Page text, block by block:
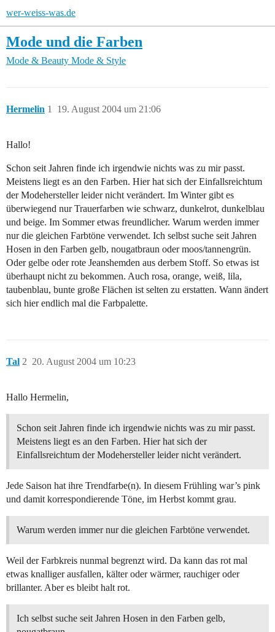
wer-weiss-was.de
Mode und die Farben
Mode & Beauty Mode & Style
Hermelin 19. August 2004 um 21:06
1
Hallo!
Schon seit Jahren finde ich irgendwie nichts was zu mir passt.
Meistens liegt es an den Farben. Hier hat sich der Einfallsreichtum
der Modehersteller leider nicht verändert. Im Winter gibt es
überwiegend nur Trauerfarben wie schwarz, dunkelrot, dunkelblau
und beige. Im Sommer etwas freundlicher. Warum werden immer
nur die gleichen Farbtöne verwendet. Ich selbst suche seit Jahren
Hosen in den Farben gelb, nougatbraun oder moos/tannengrün.
Oder gelbe oder rote Jeanshemden aus derbem Stoff. So etwas ist
überhaupt nicht zu bekommen. Auch rosa, orange, weiß, lila,
taubenblau, bunte große Flächen ist selten zu erstatten. Wann ändert
sich hier endlich mal die Farbpalette.
Tal 20. August 2004 um 10:23
2
Hallo Hermelin,
Schon seit Jahren finde ich irgendwie nichts was zu mir passt.
Meistens liegt es an den Farben. Hier hat sich der
Einfallsreichtum der Modehersteller leider nicht verändert.
Jede Saison hat ihre Trendfarbe(n). In diesem Frühling war’s pink
und damit korrespondierende Töne, im Herbst kommt grau.
Warum werden immer nur die gleichen Farbtöne verwendet.
Weil der Farbkreis nunmal begrenzt wird. Da kann das rot mal
etwas knalliger ausfallen, kälter oder wärmer, rauchiger oder
brillanter. Aber es bleibt halt rot.
Ich selbst suche seit Jahren Hosen in den Farben gelb,